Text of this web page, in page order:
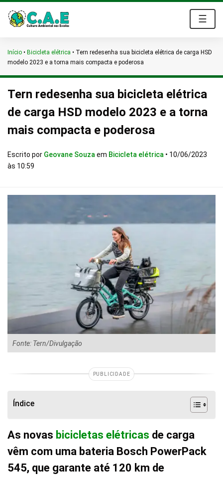
☰
Início • Bicicleta elétrica • Tern redesenha sua bicicleta elétrica de carga HSD
modelo 2023 e a torna mais compacta e poderosa
Tern redesenha sua bicicleta elétrica
de carga HSD modelo 2023 e a torna
mais compacta e poderosa
Escrito por Geovane Souza em Bicicleta elétrica • 10/06/2023
às 10:59
Fonte: Tern/Divulgação
PUBLICIDADE
Índice
As novas bicicletas elétricas de carga
vêm com uma bateria Bosch PowerPack
545, que garante até 120 km de